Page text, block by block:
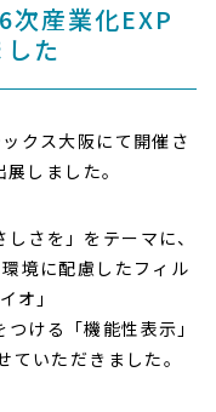
産業化EXP
た
クス大阪にて開催さ
しました。
さを」をテーマに、
境に配慮したフィル
オ」
ける「機能性表示」
いただきました。